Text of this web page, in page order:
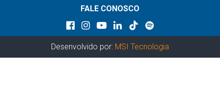
FALE CONOSCO
Desenvolvido por: MSI Tecnologia